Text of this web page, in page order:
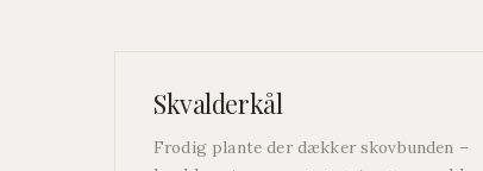
Skvalderkål
Frodig plante der dækker skovbunden –